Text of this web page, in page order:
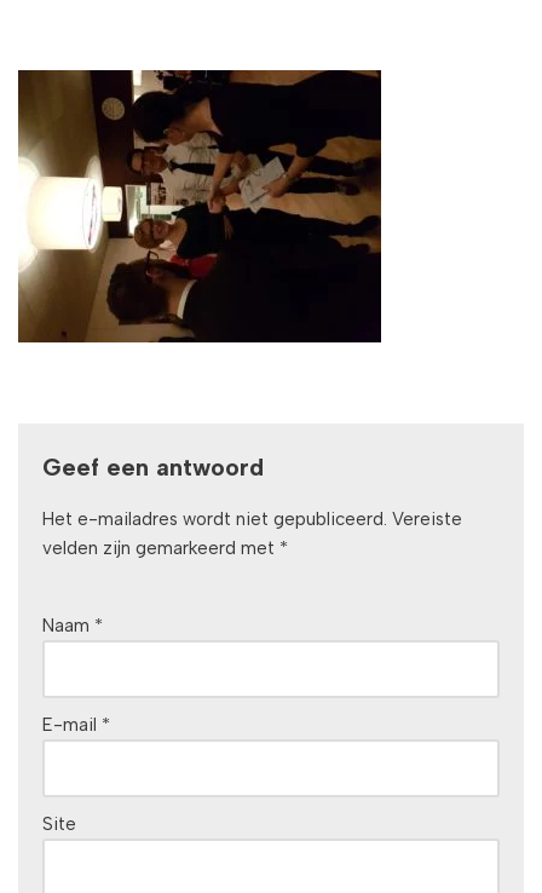
Geef een antwoord
Het e-mailadres wordt niet gepubliceerd. Vereiste
velden zijn gemarkeerd met *
Naam *
E-mail *
Site